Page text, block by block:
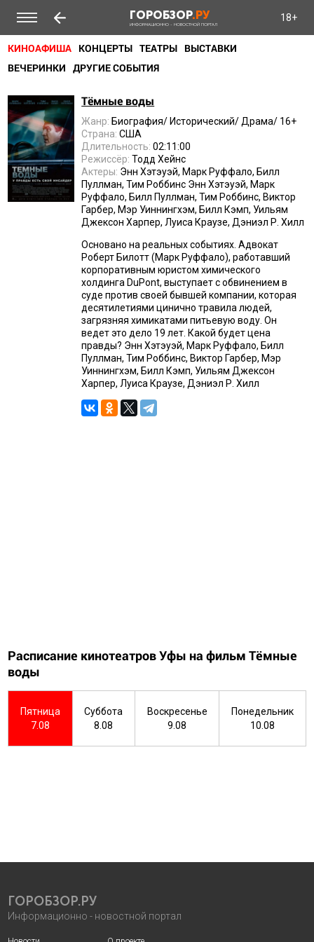
ГОРОБЗОР.РУ
ИНФОРМАЦИОННО - НОВОСТНОЙ ПОРТАЛ
18+
КИНОАФИША КОНЦЕРТЫ ТЕАТРЫ ВЫСТАВКИ
ВЕЧЕРИНКИ ДРУГИЕ СОБЫТИЯ
Тёмные воды
Жанр: Биография/ Исторический/ Драма/ 16+
Страна: США
Длительность: 02:11:00
Режиссёр: Тодд Хейнс
Актеры: Энн Хэтэуэй, Марк Руффало, Билл
Пуллман, Тим Роббинс Энн Хэтэуэй, Марк
Руффало, Билл Пуллман, Тим Роббинс, Виктор
Гарбер, Мэр Уиннингхэм, Билл Кэмп, Уильям
Джексон Харпер, Луиса Краузе, Дэниэл Р. Хилл
Основано на реальных событиях. Адвокат
Роберт Билотт (Марк Руффало), работавший
корпоративным юристом химического
холдинга DuPont, выступает с обвинением в
суде против своей бывшей компании, которая
десятилетиями цинично травила людей,
загрязняя химикатами питьевую воду. Он
ведет это дело 19 лет. Какой будет цена
правды? Энн Хэтэуэй, Марк Руффало, Билл
Пуллман, Тим Роббинс, Виктор Гарбер, Мэр
Уиннингхэм, Билл Кэмп, Уильям Джексон
Харпер, Луиса Краузе, Дэниэл Р. Хилл
Расписание кинотеатров Уфы на фильм Тёмные
воды
Пятница
7.08
Суббота
8.08
Воскресенье
9.08
Понедельник
10.08
ГОРОБЗОР.РУ
Информационно - новостной портал